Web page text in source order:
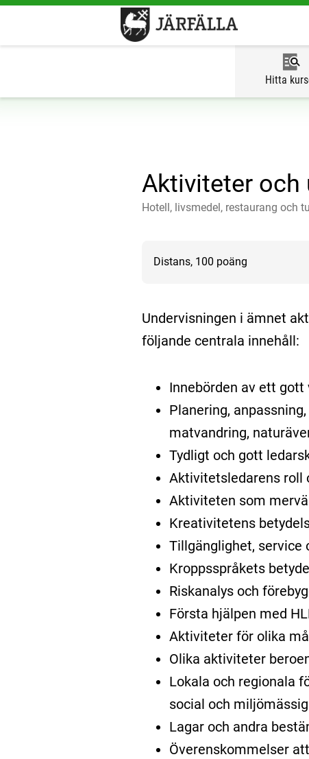
Hitta
Aktiviteter och
Hotell, livsmedel, restaurang och
Distans, 100 poäng
Undervisningen i ämnet
följande centrala innehåll:
Innebörden av ett gott
Planering,
matvandring,
Tydligt och gott
Aktivitetsledarens roll
Aktiviteten som
Kreativitetens
Tillgänglighet, service
Kroppsspråkets
Riskanalys och
Första hjälpen med
Aktiviteter för olika
Olika aktiviteter
Lokala och regionala
social och
Lagar och andra
Överenskommelser